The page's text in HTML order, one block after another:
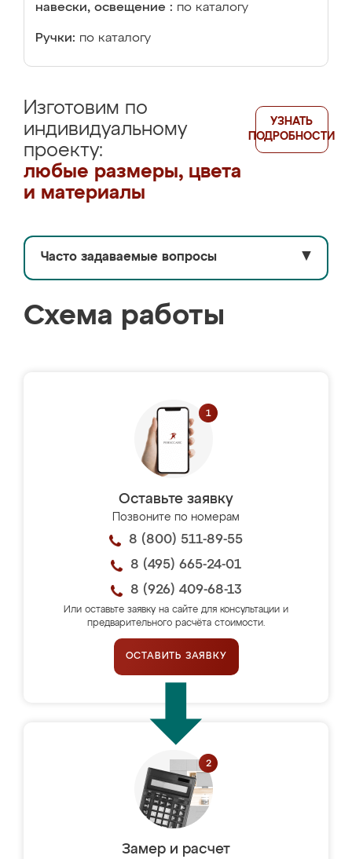
навески, освещение : по каталогу
Ручки: по каталогу
Изготовим по
индивидуальному
проекту:
любые размеры, цвета
и материалы
УЗНАТЬ
ПОДРОБНОСТИ
Часто задаваемые вопросы ▼
Схема работы
Оставьте заявку
Позвоните по номерам
8 (800) 511-89-55
8 (495) 665-24-01
8 (926) 409-68-13
Или оставьте заявку на сайте для консультации и
предварительного расчёта стоимости.
ОСТАВИТЬ ЗАЯВКУ
Замер и расчет